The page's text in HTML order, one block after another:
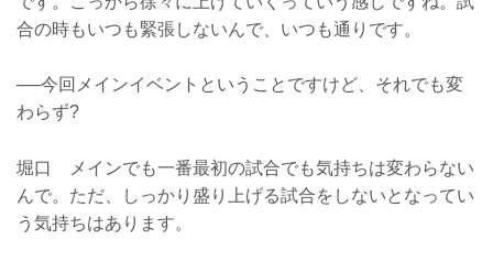
合の時もいつも緊張しないんで、いつも通りです。
──今回メインイベントということですけど、それでも変
わらず?
堀口 メインでも一番最初の試合でも気持ちは変わらない
んで。ただ、しっかり盛り上げる試合をしないとなってい
う気持ちはあります。